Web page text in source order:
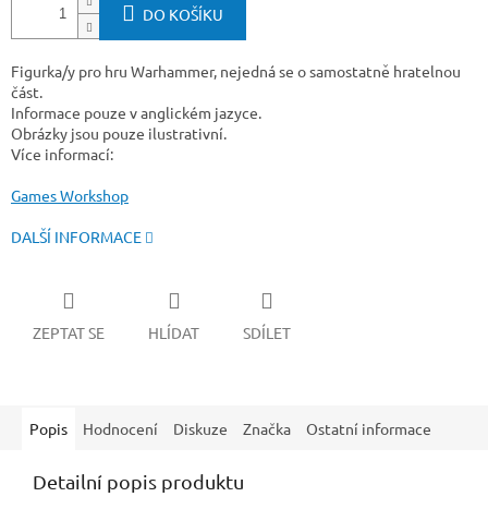
DO KOŠÍKU
Figurka/y pro hru Warhammer, nejedná se o samostatně hratelnou
část.
Informace pouze v anglickém jazyce.
Obrázky jsou pouze ilustrativní.
Více informací:
Games Workshop
DALŠÍ INFORMACE
ZEPTAT SE HLÍDAT SDÍLET
Popis Hodnocení Diskuze Značka Ostatní informace
Detailní popis produktu